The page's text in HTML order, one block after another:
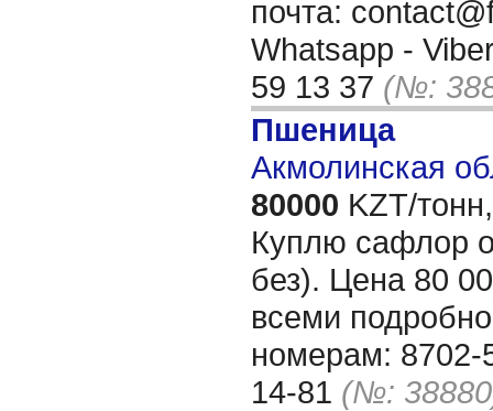
почта:
Whatsapp -
59 13 37 (№:
Пшеница
Акмолинская
80000 KZT/тонн,
Куплю сафлор
без). Цена 80
всеми
номерам: 8702-
14-81 (№: